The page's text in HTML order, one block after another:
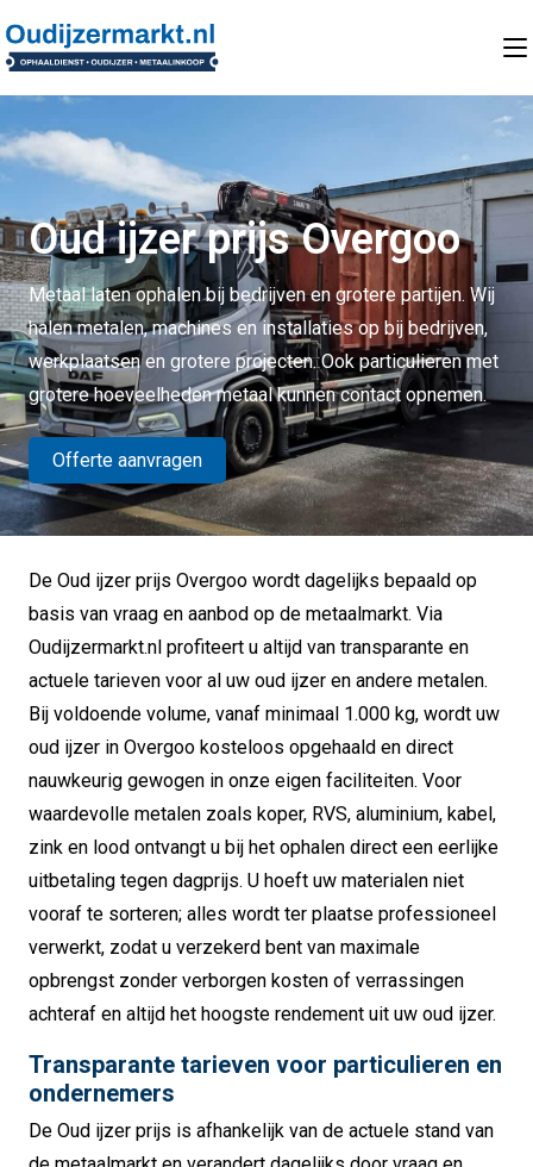
Oud ijzer prijs Overgoo
Metaal laten ophalen bij bedrijven en grotere partijen. Wij
halen metalen, machines en installaties op bij bedrijven,
werkplaatsen en grotere projecten. Ook particulieren met
grotere hoeveelheden metaal kunnen contact opnemen.
Offerte aanvragen
De Oud ijzer prijs Overgoo wordt dagelijks bepaald op
basis van vraag en aanbod op de metaalmarkt. Via
Oudijzermarkt.nl profiteert u altijd van transparante en
actuele tarieven voor al uw oud ijzer en andere metalen.
Bij voldoende volume, vanaf minimaal 1.000 kg, wordt uw
oud ijzer in Overgoo kosteloos opgehaald en direct
nauwkeurig gewogen in onze eigen faciliteiten. Voor
waardevolle metalen zoals koper, RVS, aluminium, kabel,
zink en lood ontvangt u bij het ophalen direct een eerlijke
uitbetaling tegen dagprijs. U hoeft uw materialen niet
vooraf te sorteren; alles wordt ter plaatse professioneel
verwerkt, zodat u verzekerd bent van maximale
opbrengst zonder verborgen kosten of verrassingen
achteraf en altijd het hoogste rendement uit uw oud ijzer.
Transparante tarieven voor particulieren en
ondernemers
De Oud ijzer prijs is afhankelijk van de actuele stand van